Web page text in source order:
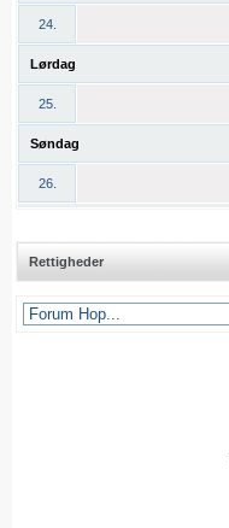
24.
Lørdag
25.
Søndag
26.
Rettigheder